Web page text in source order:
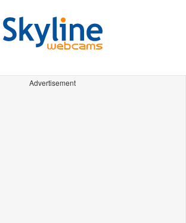
Advertisement